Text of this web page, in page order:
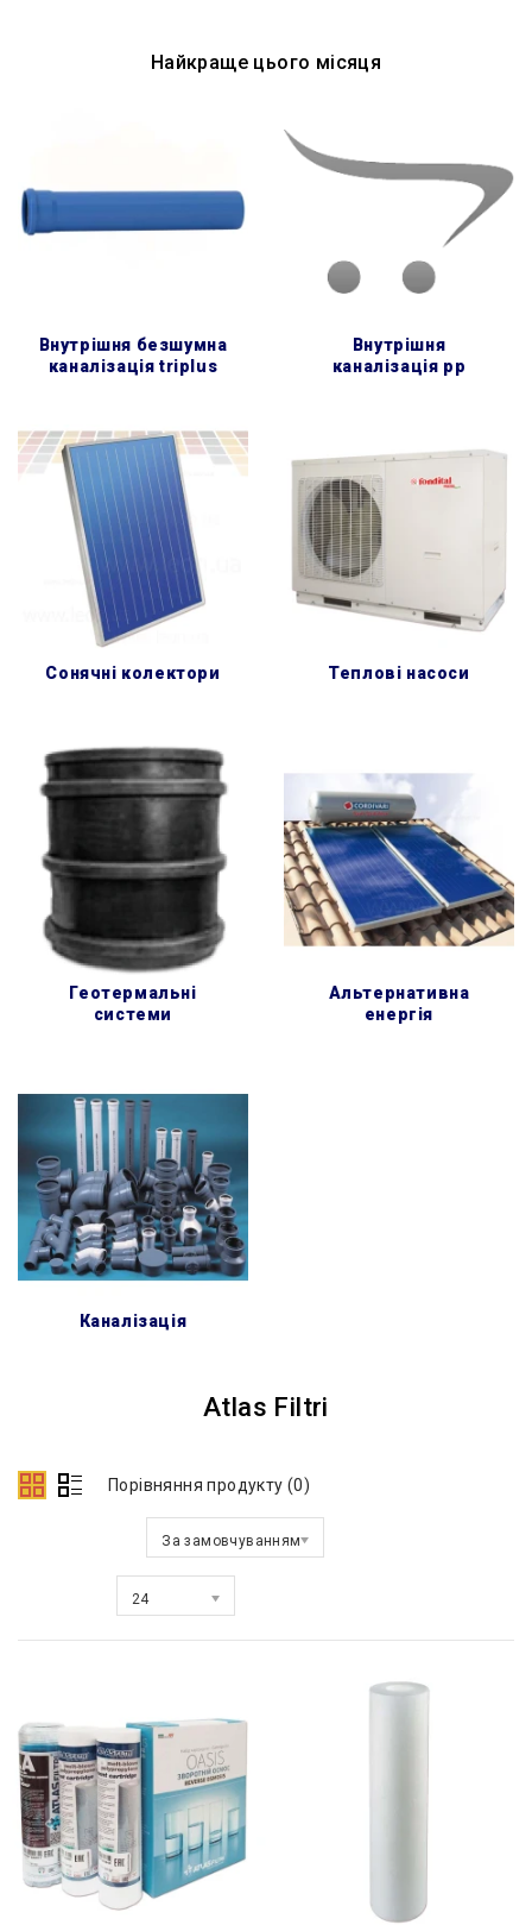
Найкраще цього місяця
внутрішня безшумна
каналізація triplus
внутрішня
каналізація pp
сонячні колектори теплові насоси
геотермальні
системи
альтернативна
енергія
каналізація
Atlas Filtri
Порівняння продукту (0)
За замовчуванням
24